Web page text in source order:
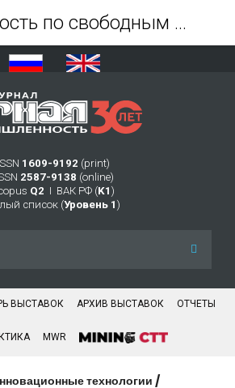
1609-9192 (print)
2587-9138 (online)
Q2 Ι ВАК РФ (K1 )
список (Уровень 1 )
ВЫСТАВОК АРХИВ ВЫСТАВОК ОТЧЕТЫ
MWR
технологии /
Газоносность по свободным газам пород сильвинитовой и сильвинито-карналлитовой зон Верхнекамского месторождения - Журнал Горная промышленность